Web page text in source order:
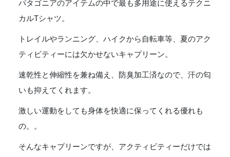
Cool
Daily
Graphic
Shirt
UNITY
FITZ
BEESWAX
DYE
パタゴニアのアイテムの中で最も多用途に使えるテクニ
カルTシャツ。
トレイルやランニング、ハイクから自転車等、夏のアク
ティビティーには欠かせないキャプリーン。
速乾性と伸縮性を兼ね備え、防臭加工済なので、汗の匂
いも抑えてくれます。
激しい運動をしても身体を快適に保ってくれる優れも
の。。
そんなキャプリーンですが、アクティビティーだけでは